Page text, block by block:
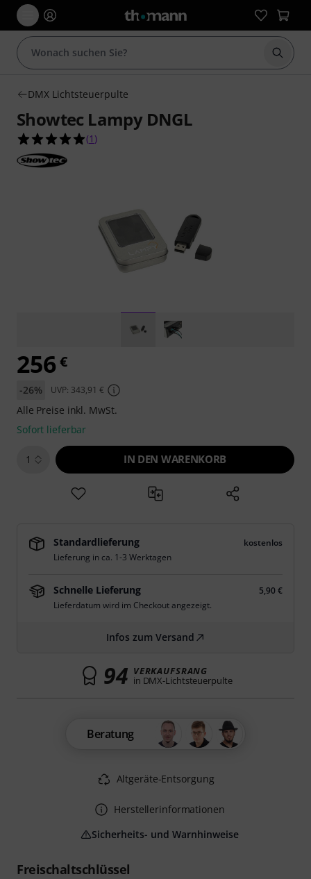
Suche
DMX Lichtsteuerpulte
Showtec Lampy DNGL
5.0 von 5 Sternen aus 1 Kundenbewertungen
(1 )
Freischaltschlüssel
256 €
-26% UVP: 343,91 €
Alle Preise inkl. MwSt.
Sofort lieferbar
1 IN DEN WARENKORB
Standardlieferung
kostenlos
Lieferung in ca. 1-3 Werktagen
Schnelle Lieferung
5,90 €
Lieferdatum wird im Checkout angezeigt.
Infos zum Versand
94 VERKAUFSRANG
in DMX-Lichtsteuerpulte
Beratung
Altgeräte-Entsorgung
Herstellerinformationen
Sicherheits- und Warnhinweise